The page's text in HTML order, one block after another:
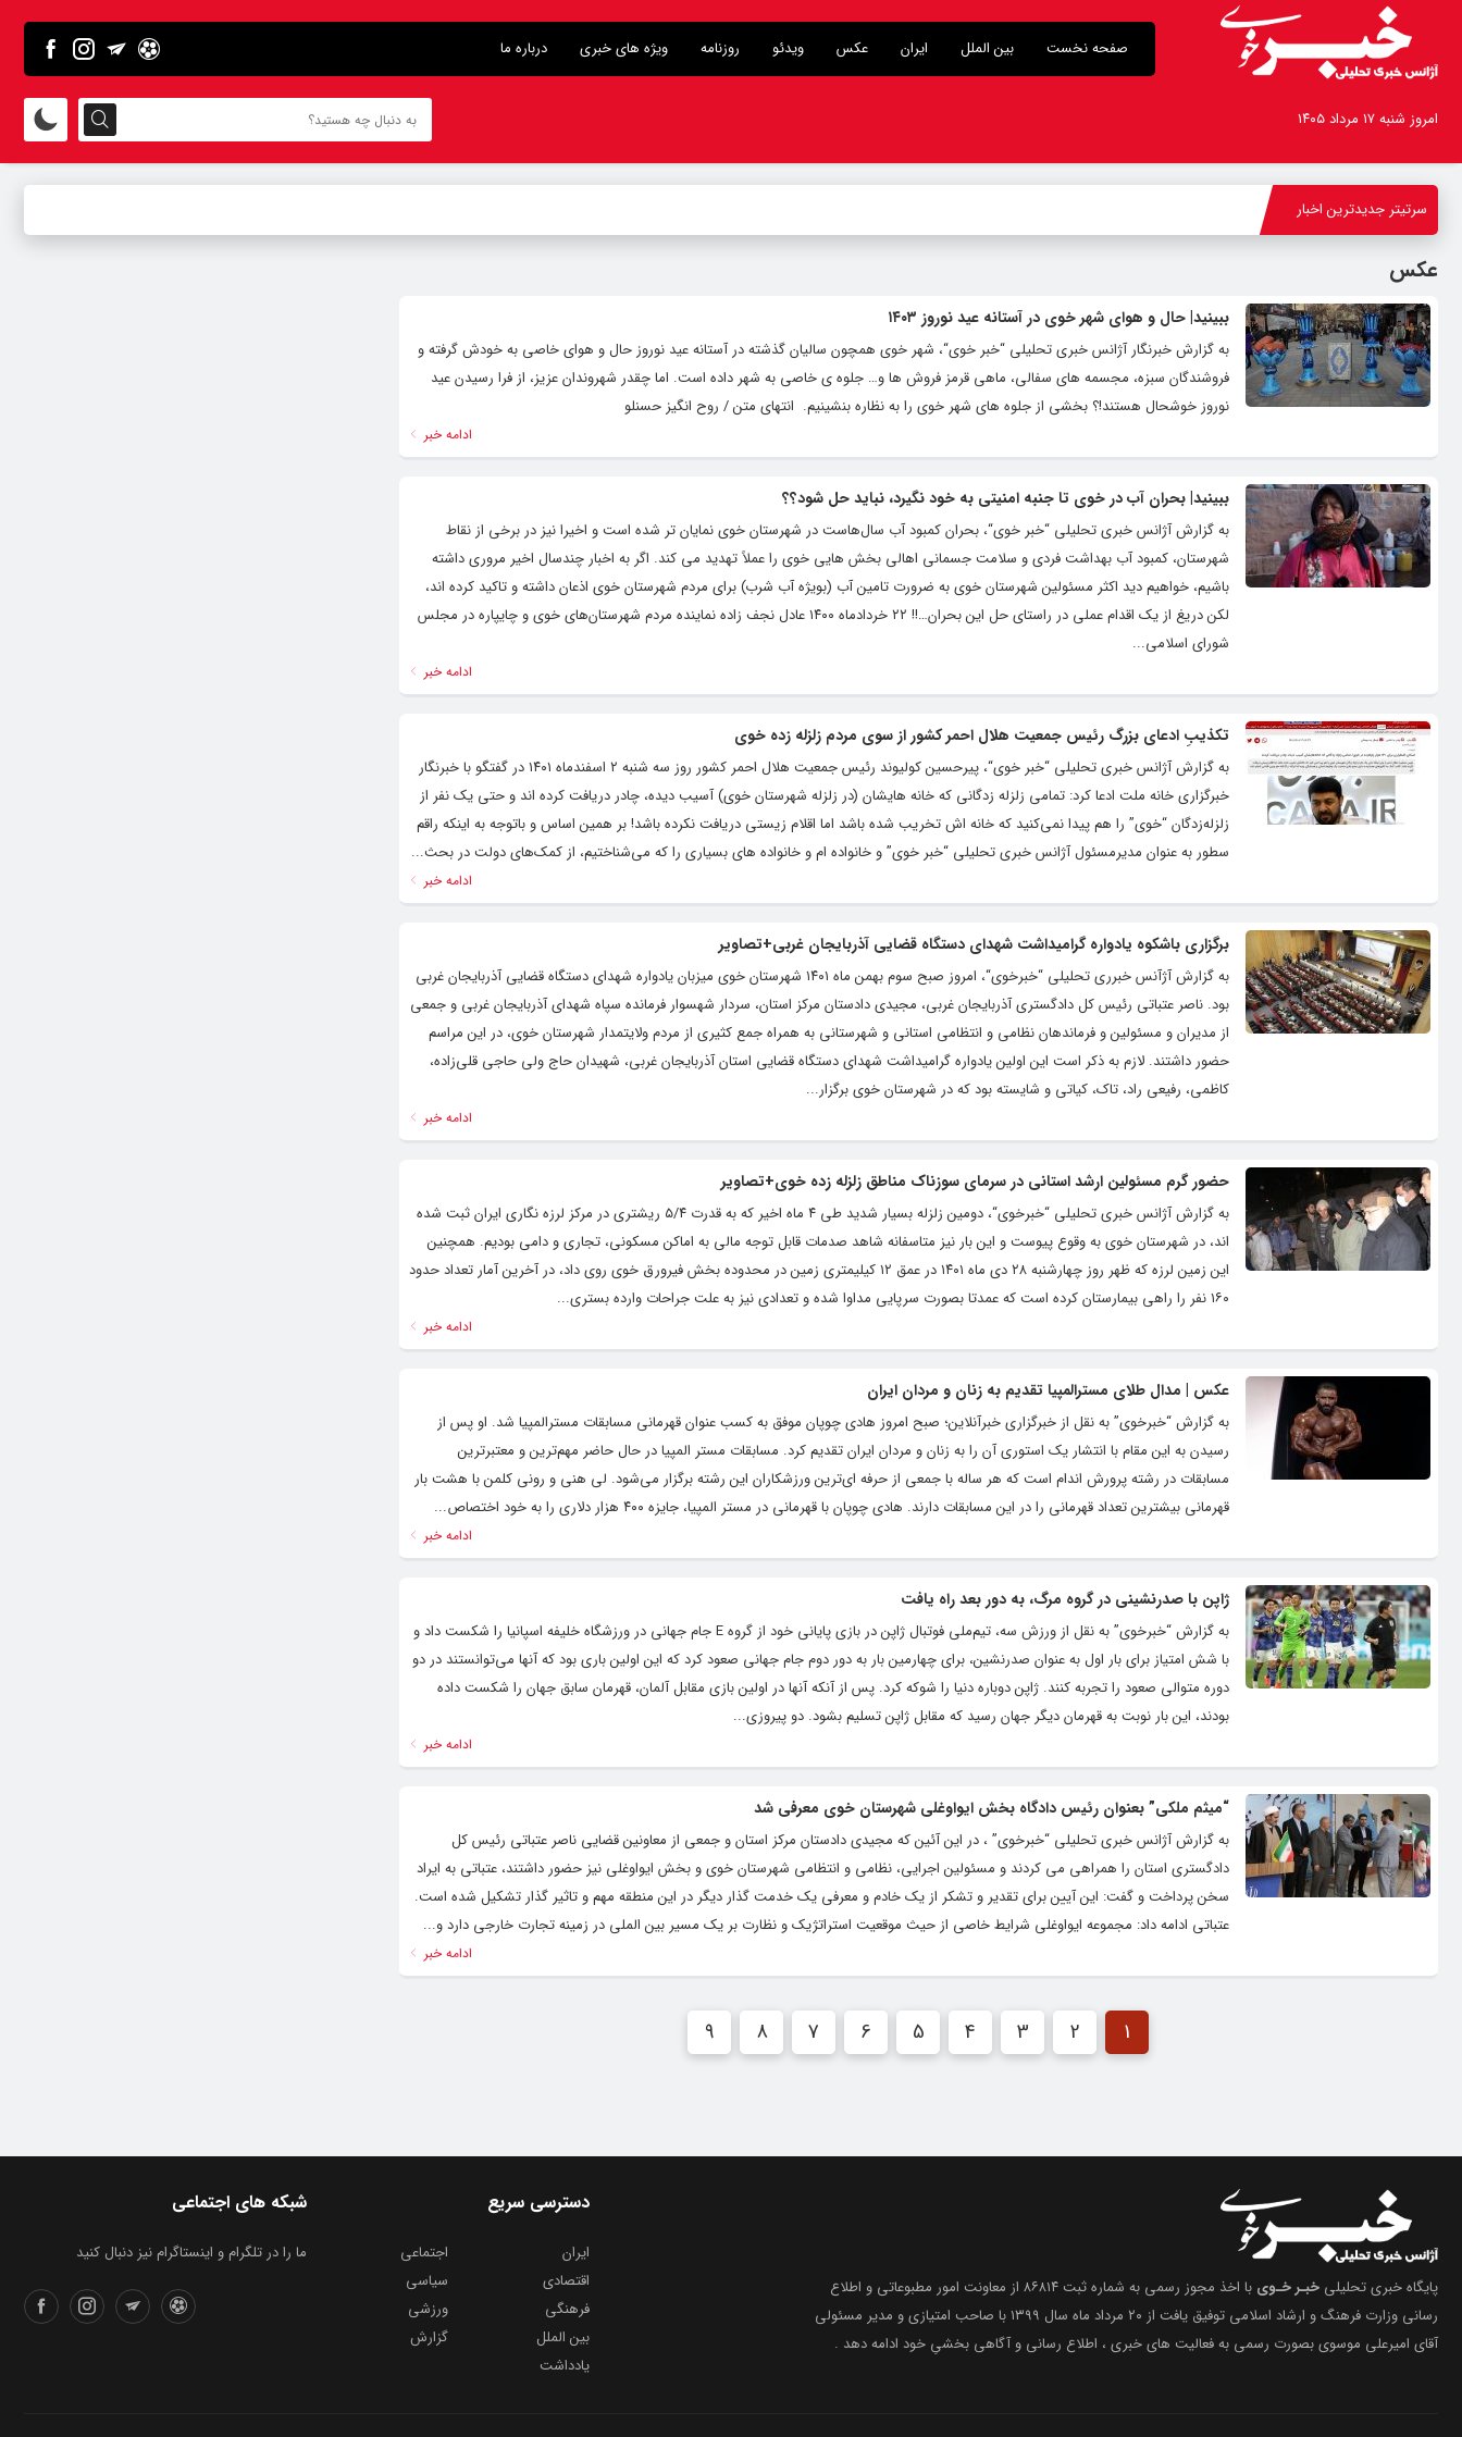
صفحه نخست بین الملل ایران عکس ویدئو روزنامه ویژه های خبری درباره ما
امروز شنبه ۱۷ مرداد ۱۴۰۵
سرتیتر جدیدترین اخبار
عکس
ببینید| حال و هوای شهر خوی در آستانه عید نوروز ۱۴۰۳
به گزارش خبرنگار آژانس خبری تحلیلی “خبر خوی“، شهر خوی همچون سالیان گذشته در آستانه عید نوروز حال و هوای خاصی به خودش گرفته و
فروشندگان سبزه، مجسمه های سفالی، ماهی قرمز فروش ها و… جلوه ی خاصی به شهر داده است. اما چقدر شهروندان عزیز، از فرا رسیدن عید
نوروز خوشحال هستند!؟ بخشی از جلوه های شهر خوی را به نظاره بنشینیم. انتهای متن / روح انگیز حسنلو
ادامه خبر
ببینید| بحران آب در خوی تا جنبه امنیتی به خود نگیرد، نباید حل شود؟؟
به گزارش آژانس خبری تحلیلی “خبر خوی“، بحران کمبود آب سال‌هاست در شهرستان خوی نمایان تر شده است و اخیرا نیز در برخی از نقاط
شهرستان، کمبود آب بهداشت فردی و سلامت جسمانی اهالی بخش هایی خوی را عملاً تهدید می کند. اگر به اخبار چندسال اخیر مروری داشته
باشیم، خواهیم دید اکثر مسئولین شهرستان خوی به ضرورت تامین آب (بویژه آب شرب) برای مردم شهرستان خوی اذعان داشته و تاکید کرده اند،
لکن دریغ از یک اقدام عملی در راستای حل این بحران…!! ۲۲ خردادماه ۱۴۰۰ عادل نجف زاده نماینده مردم شهرستان‌های خوی و چایپاره در مجلس
شورای اسلامی...
ادامه خبر
تکذیبِ ادعای بزرگ رئیس جمعیت هلال احمر کشور از سوی مردم زلزله زده خوی
به گزارش آژانس خبری تحلیلی “خبر خوی“، پیرحسین کولیوند رئیس جمعیت هلال احمر کشور روز سه شنبه ۲ اسفندماه ۱۴۰۱ در گفتگو با خبرنگار
خبرگزاری خانه ملت ادعا کرد: تمامی زلزله زدگانی که خانه هایشان (در زلزله شهرستان خوی) آسیب دیده، چادر دریافت کرده اند و حتی یک نفر از
زلزله‌زدگان “خوی” را هم پیدا نمی‌کنید که خانه اش تخریب شده باشد اما اقلام زیستی دریافت نکرده باشد! بر همین اساس و باتوجه به اینکه راقم
سطور به عنوان مدیرمسئول آژانس خبری تحلیلی “خبر خوی” و خانواده ام و خانواده های بسیاری را که می‌شناختیم، از کمک‌های دولت در بحث...
ادامه خبر
برگزاری باشکوه یادواره گرامیداشت شهدای دستگاه قضایی آذربایجان غربی+تصاویر
به گزارش آژآنس خبرری تحلیلی “خبرخوی“، امروز صبح سوم بهمن ماه ۱۴۰۱ شهرستان خوی میزبان یادواره شهدای دستگاه قضایی آذربایجان غربی
بود. ناصر عتباتی رئیس کل دادگستری آذربایجان غربی، مجیدی دادستان مرکز استان، سردار شهسوار فرمانده سپاه شهدای آذربایجان غربی و جمعی
از مدیران و مسئولین و فرماندهان نظامی و انتظامی استانی و شهرستانی به همراه جمع کثیری از مردم ولایتمدار شهرستان خوی، در این مراسم
حضور داشتند. لازم به ذکر است این اولین یادواره گرامیداشت شهدای دستگاه قضایی استان آذربایجان غربی، شهیدان حاج ولی حاجی قلی‌زاده،
کاظمی، رفیعی راد، تاک، کیاتی و شایسته بود که در شهرستان خوی برگزار...
ادامه خبر
حضور گرم مسئولین ارشد استانی در سرمای سوزناک مناطق زلزله زده خوی+تصاویر
به گزارش آژانس خبری تحلیلی “خبرخوی“، دومین زلزله بسیار شدید طی ۴ ماه اخیر که به قدرت ۵/۴ ریشتری در مرکز لرزه نگاری ایران ثبت شده
اند، در شهرستان خوی به وقوع پیوست و این بار نیز متاسفانه شاهد صدمات قابل توجه مالی به اماکن مسکونی، تجاری و دامی بودیم. همچنین
این زمین لرزه که ظهر روز چهارشنبه ۲۸ دی ماه ۱۴۰۱ در عمق ۱۲ کیلیمتری زمین در محدوده بخش فیرورق خوی روی داد، در آخرین آمار تعداد حدود
۱۶۰ نفر را راهی بیمارستان کرده است که عمدتا بصورت سرپایی مداوا شده و تعدادی نیز به علت جراحات وارده بستری...
ادامه خبر
عکس | مدال طلای مسترالمپیا تقدیم به زنان و مردان ایران
به گزارش “خبرخوی” به نقل از خبرگزاری خبرآنلاین؛ صبح امروز هادی چوپان موفق به کسب عنوان قهرمانی مسابقات مسترالمپیا شد. او پس از
رسیدن به این مقام با انتشار یک استوری آن را به زنان و مردان ایران تقدیم کرد. مسابقات مستر المپیا در حال حاضر مهم‌ترین و معتبرترین
مسابقات در رشته پرورش اندام است که هر ساله با جمعی از حرفه ای‌ترین ورزشکاران این رشته برگزار می‌شود. لی هنی و رونی کلمن با هشت بار
قهرمانی بیشترین تعداد قهرمانی را در این مسابقات دارند. هادی چوپان با قهرمانی در مستر المپیا، جایزه ۴۰۰ هزار دلاری را به خود اختصاص...
ادامه خبر
ژاپن با صدرنشینی در گروه مرگ، به دور بعد راه یافت
به گزارش “خبرخوی” به نقل از ورزش سه، تیم‌ملی فوتبال ژاپن در بازی پایانی خود از گروه E جام جهانی در ورزشگاه خلیفه اسپانیا را شکست داد و
با شش امتیاز برای بار اول به عنوان صدرنشین، برای چهارمین بار به دور دوم جام جهانی صعود کرد که این اولین باری بود که آنها می‌توانستند در دو
دوره متوالی صعود را تجربه کنند. ژاپن دوباره دنیا را شوکه کرد. پس از آنکه آنها در اولین بازی مقابل آلمان، قهرمان سابق جهان را شکست داده
بودند، این بار نوبت به قهرمان دیگر جهان رسید که مقابل ژاپن تسلیم بشود. دو پیروزی...
ادامه خبر
“میثم ملکی” بعنوان رئیس دادگاه بخش ایواوغلی شهرستان خوی معرفی شد
به گزارش آژانس خبری تحلیلی “خبرخوی” ، در این آئین که مجیدی دادستان مرکز استان و جمعی از معاونین قضایی ناصر عتباتی رئیس کل
دادگستری استان را همراهی می کردند و مسئولین اجرایی، نظامی و انتظامی شهرستان خوی و بخش ایواوغلی نیز حضور داشتند، عتباتی به ایراد
سخن پرداخت و گفت: این آیین برای تقدیر و تشکر از یک خادم و معرفی یک خدمت گذار دیگر در این منطقه مهم و تاثیر گذار تشکیل شده است.
عتباتی ادامه داد: مجموعه ایواوغلی شرایط خاصی از حیث موقعیت استراتژیک و نظارت بر یک مسیر بین الملی در زمینه تجارت خارجی دارد و...
ادامه خبر
1
2
3
4
5
6
7
8
9
پایگاه خبری تحلیلی خبـر خـوی
با اخذ مجوز رسمی به شماره ثبت ۸۶۸۱۴ از معاونت امور مطبوعاتی و اطلاع
رسانی وزارت فرهنگ و ارشاد اسلامی توفیق یافت از ۲۰ مرداد ماه سال ۱۳۹۹ با صاحب امتیازی و مدیر مسئولی
آقای امیرعلی موسوی بصورت رسمی به فعالیت های خبری ، اطلاع رسانی و آگاهی بخشیِ خود ادامه دهد .
شبکه های اجتماعی
ما را در تلگرام و اینستاگرام نیز دنبال کنید
دسترسی سریع
ایران
اجتماعی
اقتصادی
سیاسی
فرهنگی
ورزشی
بین الملل
گزارش
یادداشت